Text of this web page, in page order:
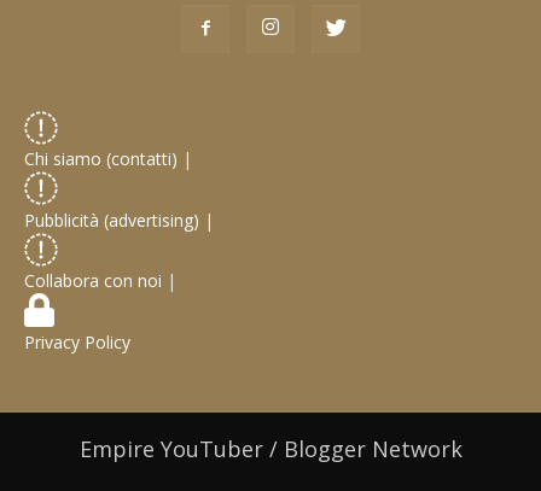
Chi siamo (contatti) |
Pubblicità (advertising) |
Collabora con noi |
Privacy Policy
Empire YouTuber / Blogger Network